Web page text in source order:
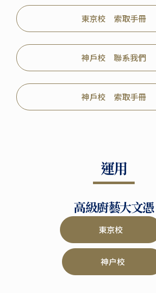
東京校 索取手冊
神戶校 聯系我們
神戶校 索取手冊
運用
高級廚藝大文憑
東京校
神户校